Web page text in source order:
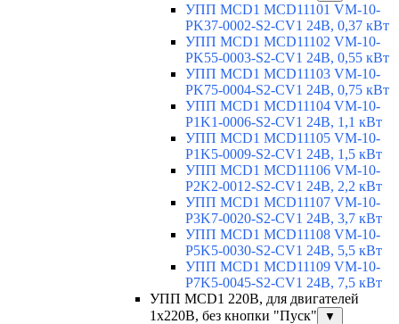
УПП MCD1 MCD11101 VM-10-
PK37-0002-S2-CV1 24В, 0,37 кВт
УПП MCD1 MCD11102 VM-10-
PK55-0003-S2-CV1 24В, 0,55 кВт
УПП MCD1 MCD11103 VM-10-
PK75-0004-S2-CV1 24В, 0,75 кВт
УПП MCD1 MCD11104 VM-10-
P1K1-0006-S2-CV1 24В, 1,1 кВт
УПП MCD1 MCD11105 VM-10-
P1K5-0009-S2-CV1 24В, 1,5 кВт
УПП MCD1 MCD11106 VM-10-
P2K2-0012-S2-CV1 24В, 2,2 кВт
УПП MCD1 MCD11107 VM-10-
P3K7-0020-S2-CV1 24В, 3,7 кВт
УПП MCD1 MCD11108 VM-10-
P5K5-0030-S2-CV1 24В, 5,5 кВт
УПП MCD1 MCD11109 VM-10-
P7K5-0045-S2-CV1 24В, 7,5 кВт
УПП MCD1 220В, для двигателей
1х220В, без кнопки "Пуск"
▼